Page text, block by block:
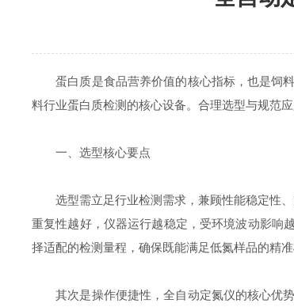
蛋白质是食品营养价值的核心指标，也是饲料
料行业蛋白质检测的核心设备。合理选型与规范
一、选型核心要点
选型需立足行业检测需求，兼顾性能稳定性、
重复性越好，仪器运行越稳定，受环境波动影响
择适配的检测量程，确保既能满足低氮样品的精
其次是操作便捷性，全自动定氮仪的核心优势